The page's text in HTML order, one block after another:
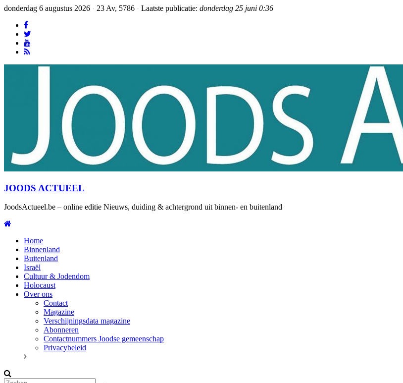
donderdag 6 augustus 2026 · 23 Av, 5786 · Laatste publicatie: donderdag 25 juni 0:36
JOODS ACTUEEL
JoodsActueel.be – online editie Nieuws, duiding & achtergrond uit binnen- en buitenland
Home
Binnenland
Buitenland
Israël
Cultuur & Jodendom
Holocaust
Over ons
Contact
Magazine
Verschijningsdata magazine
Abonneren
Contactnummers Joodse gemeenschap
Privacybeleid